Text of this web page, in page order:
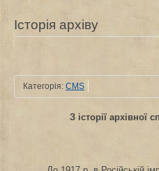
Історія архіву
Категорія: CMS
З історії архівної